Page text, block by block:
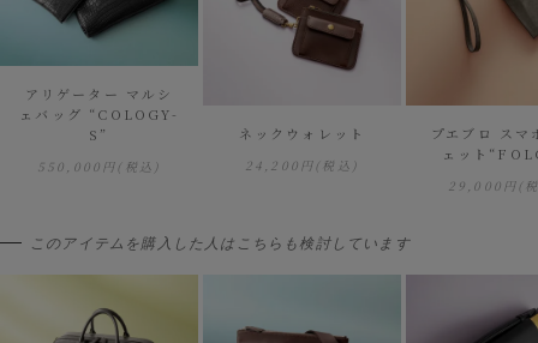
アリゲーター マルシ
ェバッグ “COLOGY-
S”
550,000円(税込)
ネックウォレット
24,200円(税込)
プエブロ スマ
ェット
29,000円(
このアイテムを購入した人はこちらも検討しています